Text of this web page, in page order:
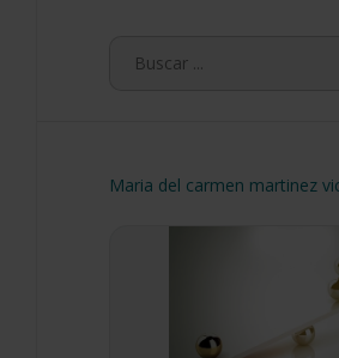
Maria del carmen martinez